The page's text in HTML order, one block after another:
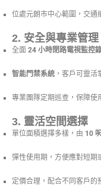
位處元朗市中心範圍，交通
2. 安全與專業管理
全面 24 小時閉路電視監控
智能門禁系統 ，客戶可靈活
專業團隊定期巡查，保障使
3. 靈活空間選擇
單位面積選擇多樣，由 10
彈性使用期，方便應對短期
定價合理，配合不同客戶的